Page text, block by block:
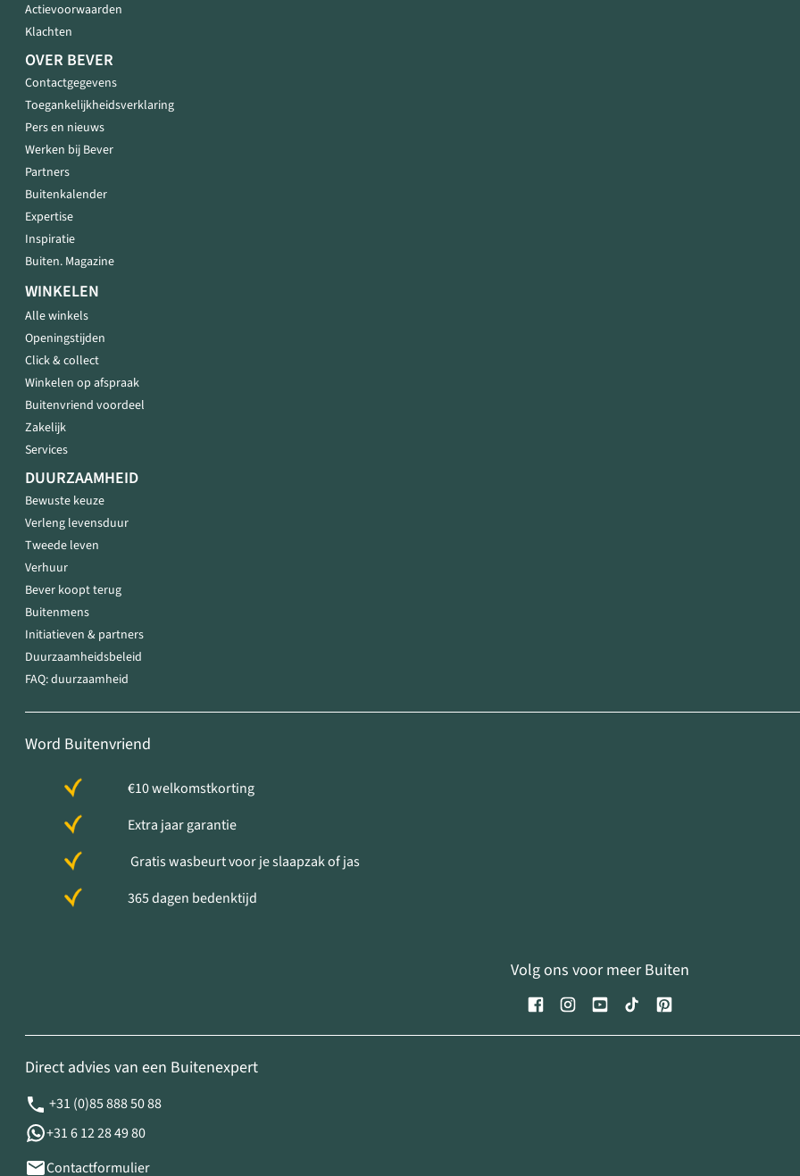
Actievoorwaarden
Klachten
OVER BEVER
Contactgegevens
Toegankelijkheidsverklaring
Pers en nieuws
Werken bij Bever
Partners
Buitenkalender
Expertise
Inspiratie
Buiten. Magazine
WINKELEN
Alle winkels
Openingstijden
Click & collect
Winkelen op afspraak
Buitenvriend voordeel
Zakelijk
Services
DUURZAAMHEID
Bewuste keuze
Verleng levensduur
Tweede leven
Verhuur
Bever koopt terug
Buitenmens
Initiatieven & partners
Duurzaamheidsbeleid
FAQ: duurzaamheid
Word Buitenvriend
€10 welkomstkorting
Extra jaar garantie
Gratis wasbeurt voor je slaapzak of jas
365 dagen bedenktijd
Volg ons voor meer Buiten
Direct advies van een Buitenexpert
+31 (0)85 888 50 88
+31 6 12 28 49 80
Contactformulier